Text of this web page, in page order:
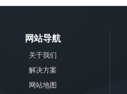
网站导航
关于我们
解决方案
网站地图